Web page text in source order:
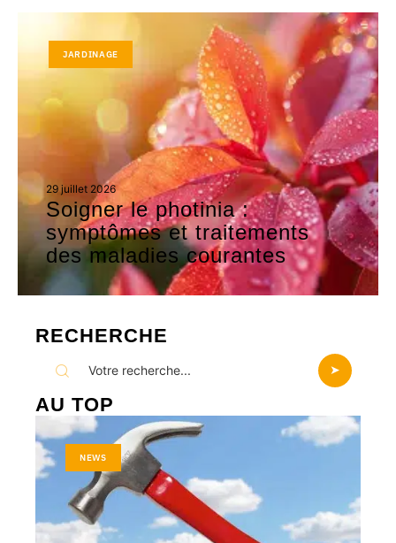
JARDINAGE
29 juillet 2026
Soigner le photinia :
symptômes et traitements
des maladies courantes
RECHERCHE
AU TOP
NEWS